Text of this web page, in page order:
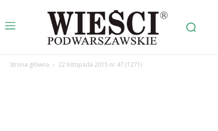
Strona główna 22 listopada 2015 nr 47 (1271)